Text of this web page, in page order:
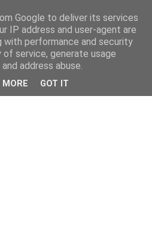
Google to deliver its services
IP address and user-agent are
with performance and security
service, generate usage
address abuse.
MORE GOT IT